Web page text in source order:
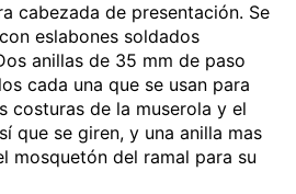
cabezada de presentación. Se
eslabones soldados
anillas de 35 mm de paso
cada una que se usan para
costuras de la muserola y el
que se giren, y una anilla mas
mosquetón del ramal para su